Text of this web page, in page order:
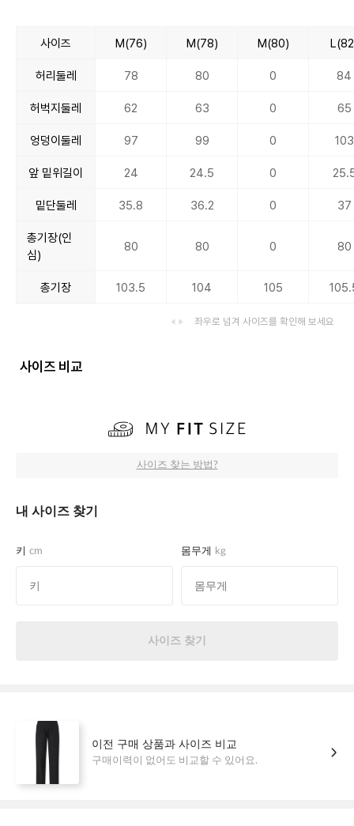
사이즈 M(76) M(78) M(80)
허리둘레 78 80 0 84
허벅지둘레 62 63 0 65
엉덩이둘레 97 99 0 103
앞 밑위길이 24 24.5 0
밑단둘레 35.8 36.2 0 37
총기장(인
심)
80 80 0 80
총기장 103.5 104 105
좌우로 넘겨 사이즈를 확인해 보세요
사이즈 비교